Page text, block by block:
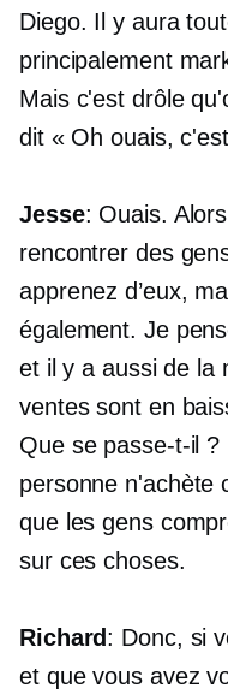
Diego. Il y aura
principalement
Mais c'est drôle
dit « Oh ouais,
Jesse: Ouais.
rencontrer des
apprenez d’eux,
également. Je
et il y a aussi de la
ventes sont en
Que se passe-t-il
personne n'achète
que les gens
sur ces choses.
Richard: Donc, si
et que vous avez